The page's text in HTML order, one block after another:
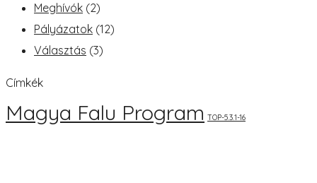
Meghívók (2)
Pályázatok (12)
Választás (3)
Címkék
Magya Falu Program TOP-5.3.1-16